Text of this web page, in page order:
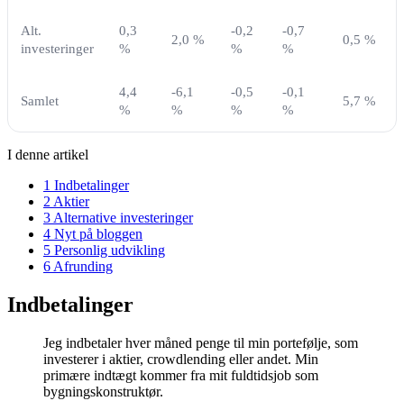
Alt.
investeringer
0,3
%
2,0 %
-0,2
%
-0,7
%
0,5 %
Samlet
4,4
%
-6,1
%
-0,5
%
-0,1
%
5,7 %
I denne artikel
1 Indbetalinger
2 Aktier
3 Alternative investeringer
4 Nyt på bloggen
5 Personlig udvikling
6 Afrunding
Indbetalinger
Jeg indbetaler hver måned penge til min portefølje, som
investerer i aktier, crowdlending eller andet. Min
primære indtægt kommer fra mit fuldtidsjob som
bygningskonstruktør.